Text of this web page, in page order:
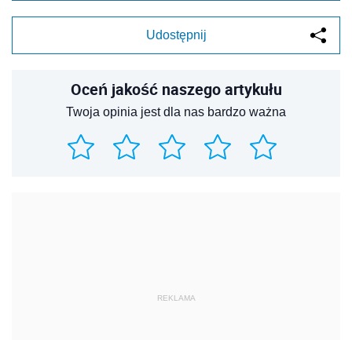
Udostępnij
Oceń jakość naszego artykułu
Twoja opinia jest dla nas bardzo ważna
REKLAMA